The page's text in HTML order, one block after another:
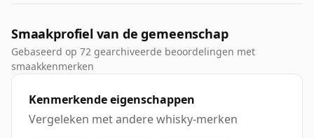
Smaakprofiel van de gemeenschap
Gebaseerd op 72 gearchiveerde beoordelingen met
smaakkenmerken
Kenmerkende eigenschappen
Vergeleken met andere whisky-merken